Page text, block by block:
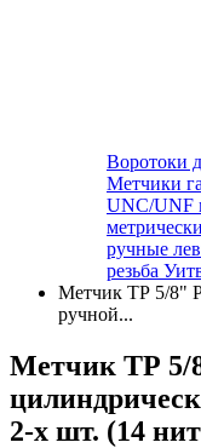
Воротоки
Метчики
UNC/UNF
ручные
резьба
Метчик ТР 5/8"
ручной...
Метчик ТР
2-х шт. (14